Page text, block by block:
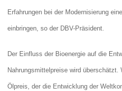
Erfahrungen bei der Modernisierung
einbringen, so der DBV-Präsident.
Der Einfluss der Bioenergie auf die
Nahrungsmittelpreise wird überschätzt.
Ölpreis, der die Entwicklung der